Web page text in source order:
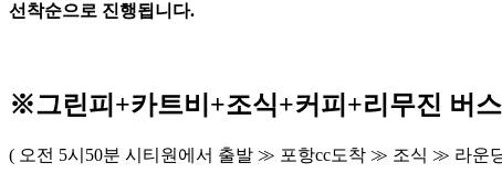
선착순으로 진행됩니다.
※그린피 +카트비 +조식+커피+리무진 버스
( 오전 5시 50분 시티원에서 출발 ≫ 포항cc도착 ≫ 조식 ≫ 라운